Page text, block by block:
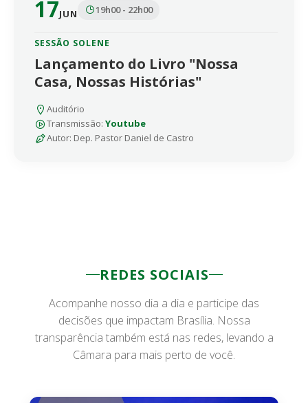
17JUN 19h00 - 22h00
SESSÃO SOLENE
Lançamento do Livro "Nossa
Casa, Nossas Histórias"
Auditório
Transmissão: Youtube
Autor: Dep. Pastor Daniel de Castro
REDES SOCIAIS
Acompanhe nosso dia a dia e participe das
decisões que impactam Brasília. Nossa
transparência também está nas redes, levando a
Câmara para mais perto de você.